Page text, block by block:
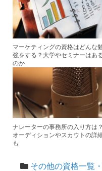
マーケティングの資格はどんな
強をする？大学やセミナーはあ
のか
ナレーターの事務所の入り方は？
オーディションやスカウトの詳
も
その他の資格一覧